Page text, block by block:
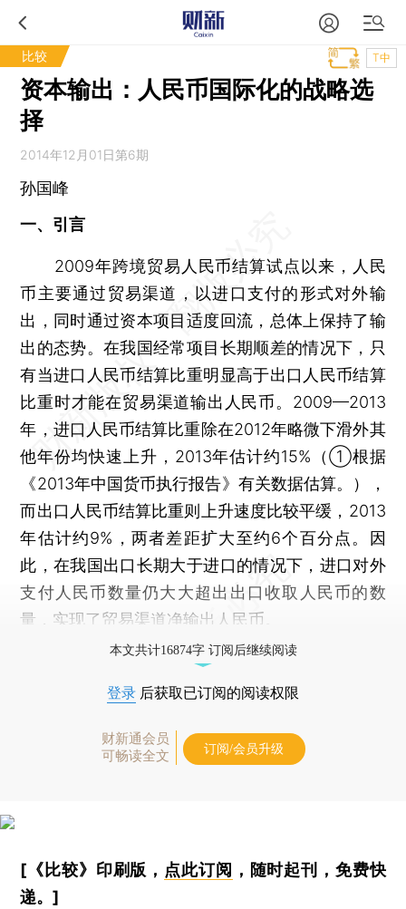
比较 T中
资本输出：人民币国际化的战略选
择
2014年12月01日第6期
孙国峰
一、引言
2009年跨境贸易人民币结算试点以来，人民
币主要通过贸易渠道，以进口支付的形式对外输
出，同时通过资本项目适度回流，总体上保持了输
出的态势。在我国经常项目长期顺差的情况下，只
有当进口人民币结算比重明显高于出口人民币结算
比重时才能在贸易渠道输出人民币。2009—2013
年，进口人民币结算比重除在2012年略微下滑外其
他年份均快速上升，2013年估计约15%（①根据
《2013年中国货币执行报告》有关数据估算。），
而出口人民币结算比重则上升速度比较平缓，2013
年估计约9%，两者差距扩大至约6个百分点。因
此，在我国出口长期大于进口的情况下，进口对外
支付人民币数量仍大大超出出口收取人民币的数
量，实现了贸易渠道净输出人民币。
本文共计16874字 订阅后继续阅读
登录 后获取已订阅的阅读权限
财新通会员
可畅读全文
订阅/会员升级
[《比较》印刷版， 点此订阅 ，随时起刊，免费快
递。]